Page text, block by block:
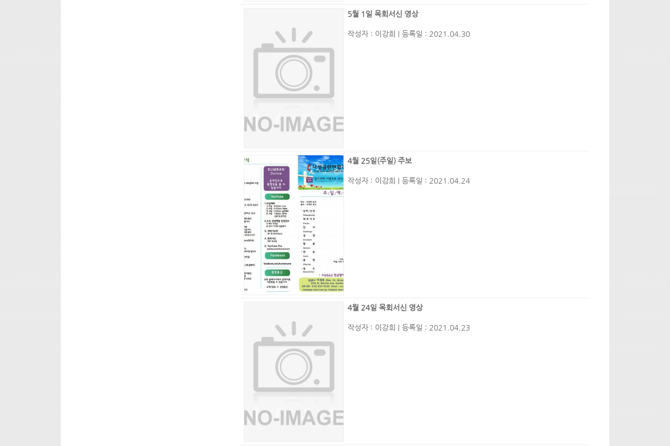
5월 1일 목회서신 영상
작성자 : 이강희 | 등록일 : 2021.04.30
4월 25일(주일) 주보
작성자 : 이강희 | 등록일 : 2021.04.24
4월 24일 목회서신 영상
작성자 : 이강희 | 등록일 : 2021.04.23